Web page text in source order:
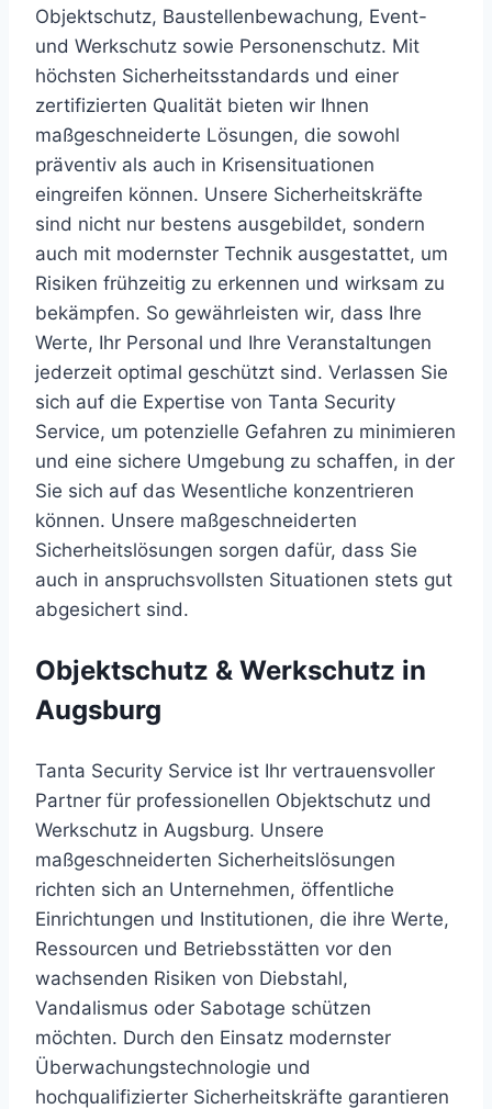
Objektschutz, Baustellenbewachung, Event-
und Werkschutz sowie Personenschutz. Mit
höchsten Sicherheitsstandards und einer
zertifizierten Qualität bieten wir Ihnen
maßgeschneiderte Lösungen, die sowohl
präventiv als auch in Krisensituationen
eingreifen können. Unsere Sicherheitskräfte
sind nicht nur bestens ausgebildet, sondern
auch mit modernster Technik ausgestattet, um
Risiken frühzeitig zu erkennen und wirksam zu
bekämpfen. So gewährleisten wir, dass Ihre
Werte, Ihr Personal und Ihre Veranstaltungen
jederzeit optimal geschützt sind. Verlassen Sie
sich auf die Expertise von Tanta Security
Service, um potenzielle Gefahren zu minimieren
und eine sichere Umgebung zu schaffen, in der
Sie sich auf das Wesentliche konzentrieren
können. Unsere maßgeschneiderten
Sicherheitslösungen sorgen dafür, dass Sie
auch in anspruchsvollsten Situationen stets gut
abgesichert sind.
Objektschutz & Werkschutz in
Augsburg
Tanta Security Service ist Ihr vertrauensvoller
Partner für professionellen Objektschutz und
Werkschutz in Augsburg. Unsere
maßgeschneiderten Sicherheitslösungen
richten sich an Unternehmen, öffentliche
Einrichtungen und Institutionen, die ihre Werte,
Ressourcen und Betriebsstätten vor den
wachsenden Risiken von Diebstahl,
Vandalismus oder Sabotage schützen
möchten. Durch den Einsatz modernster
Überwachungstechnologie und
hochqualifizierter Sicherheitskräfte garantieren